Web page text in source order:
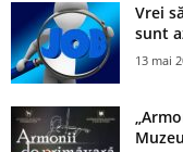
Vrei
sunt
13 mai